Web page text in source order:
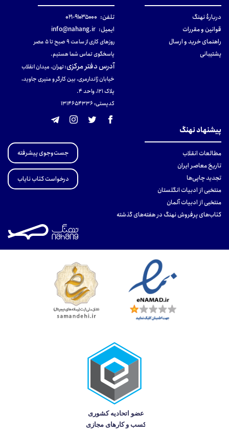
دربارهٔ نهنگ
قوانین و مقررات
راهنمای خرید و ارسال
پشتیبانی
تلفن: ۹۱۰۳۵۰۰۰-۰۲۱
ایمیل: info@nahang.ir
روزهای کاری از ساعت ۹ صبح تا ۵ عصر
پاسخگوی تماس شما هستیم.
آدرس دفتر مرکزی:تهران، میدان انقلاب
خیابان ژاندارمری، بین کارگر و منیری جاوید،
پلاک 121، واحد ۴.
کدپستی: 131465433۶
پیشنهاد نهنگ
مطالعات انقلاب
تاریخ معاصر ایران
تجدید چاپی‌ها
منتخبی از ادبیات انگلستان
منتخبی از ادبیات آلمان
کتاب‌های پرفروش نهنگ در هفته‌های گذشته
جست‌وجوی پیشرفته
درخواست کتاب نایاب